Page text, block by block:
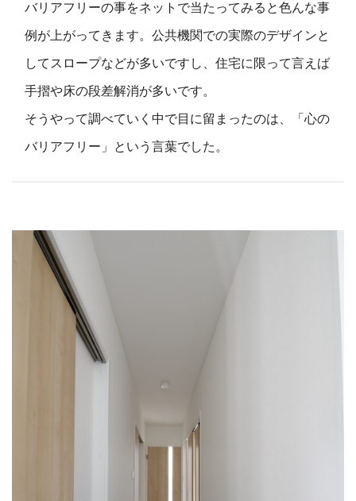
バリアフリーの事をネットで当たってみると色んな事
例が上がってきます。公共機関での実際のデザインと
してスロープなどが多いですし、住宅に限って言えば
手摺や床の段差解消が多いです。
そうやって調べていく中で目に留まったのは、「心の
バリアフリー」という言葉でした。